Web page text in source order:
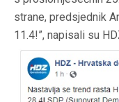
strane, predsjednik
11.4!”, napisali su